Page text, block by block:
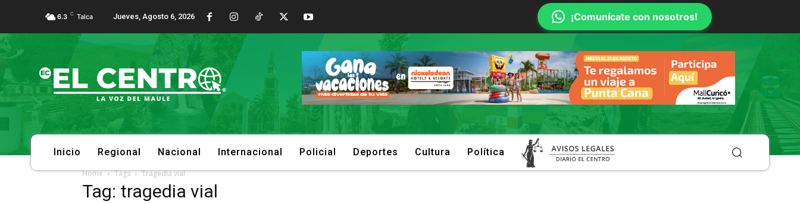
6.3 C Talca Jueves, Agosto 6, 2026 ¡Comunícate con nosotros!
Inicio Regional Nacional Internacional Policial Deportes Cultura Política
Home Tags Tragedia vial
Tag: tragedia vial